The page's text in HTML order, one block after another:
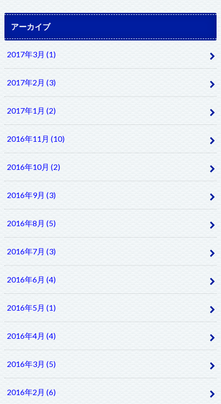
アーカイブ
2017年3月 (1)
2017年2月 (3)
2017年1月 (2)
2016年11月 (10)
2016年10月 (2)
2016年9月 (3)
2016年8月 (5)
2016年7月 (3)
2016年6月 (4)
2016年5月 (1)
2016年4月 (4)
2016年3月 (5)
2016年2月 (6)